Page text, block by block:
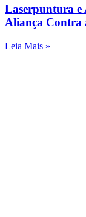
Laserpuntura e
Aliança Contra
Leia Mais »